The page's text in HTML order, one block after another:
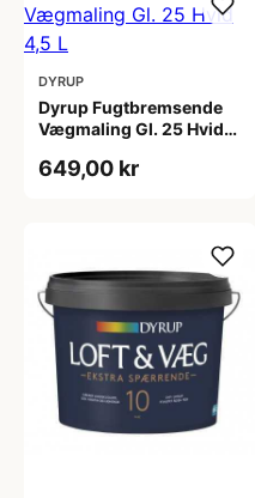
DYRUP
Dyrup Fugtbremsende
Vægmaling Gl. 25 Hvid
649,00 kr